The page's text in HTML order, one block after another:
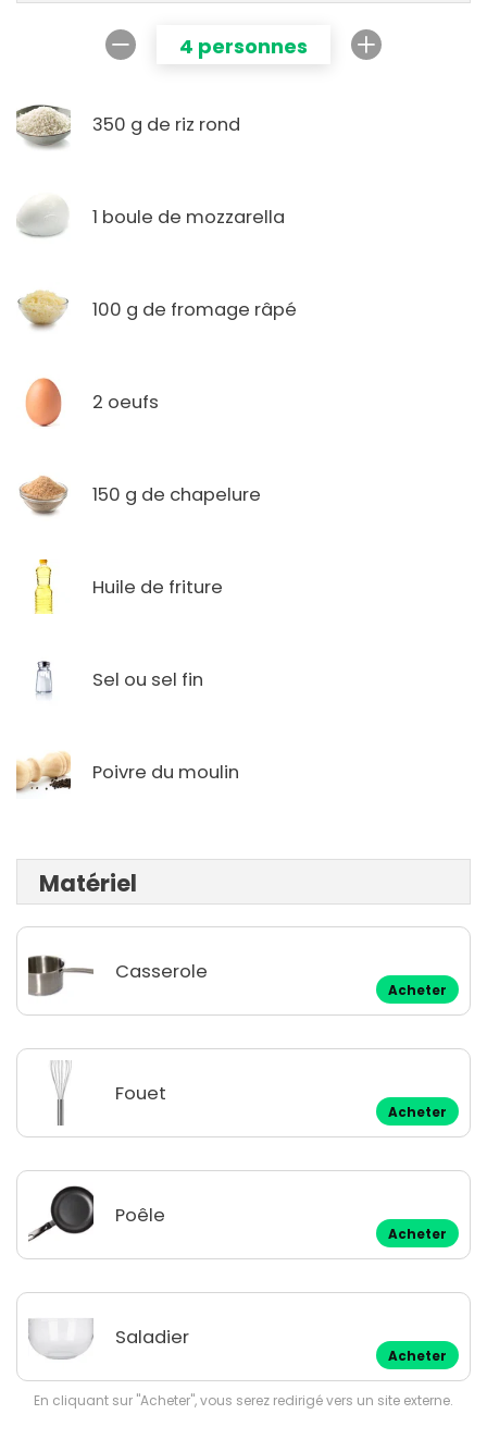
4 personnes
350 g de riz rond
1 boule de mozzarella
100 g de fromage râpé
2 oeufs
150 g de chapelure
Huile de friture
Sel ou sel fin
Poivre du moulin
Matériel
Casserole
Acheter
Fouet
Acheter
Poêle
Acheter
Saladier
Acheter
En cliquant sur "Acheter", vous serez redirigé vers un site externe.